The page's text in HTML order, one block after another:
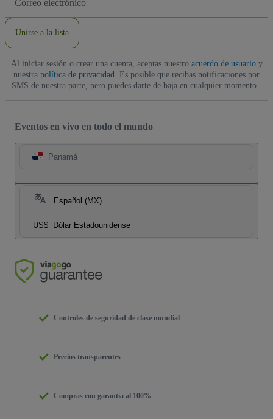
de
Unirse a la lista
Al iniciar sesión o crear una cuenta, aceptas nuestro acuerdo de usuarioy
nuestra política de privacidad. Es posible que recibas notificaciones por
SMS de nuestra parte, pero puedes darte de baja en cualquier momento.
Eventos en vivo en todo el mundo
Panamá
Español (MX)
US$ Dólar Estadounidense
Controles de seguridad de clase mundial
Precios transparentes
Compras con garantía al 100%